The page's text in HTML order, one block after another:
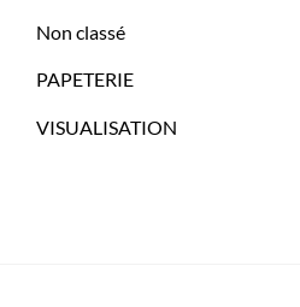
Non classé
PAPETERIE
VISUALISATION